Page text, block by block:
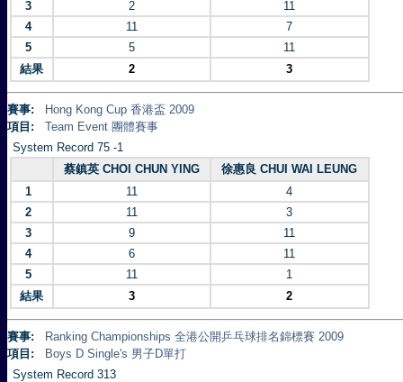
3
2
11
4
11
7
5
5
11
結果
2 3
賽事:
Hong Kong Cup 香港盃 2009
項目:
Team Event 團體賽事
System Record 75 -1
蔡鎮英 CHOI CHUN YING
徐惠良 CHUI WAI LEUNG
1
11
4
2
11
3
3
9
11
4
6
11
5
11
1
結果
3 2
賽事:
Ranking Championships 全港公開乒乓球排名錦標賽 2009
項目:
Boys D Single's 男子D單打
System Record 313